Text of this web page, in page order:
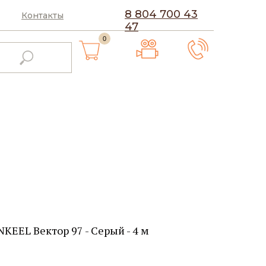
8 804 700 43
47
Контакты
0
Вектор 97 - Серый - 4 м